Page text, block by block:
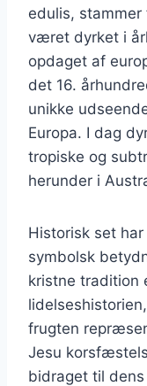
edulis,
været dyrket i
opdaget af
det 16.
unikke
Europa. I dag
tropiske og
herunder i
Historisk set
symbolsk
kristne tradition
frugten
Jesu
bidraget til